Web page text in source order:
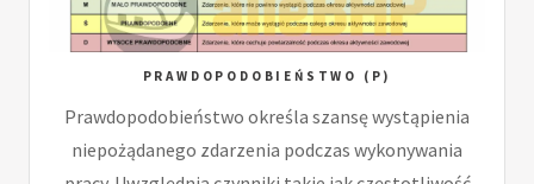
PRAWDOPODOBIEŃSTWO (P)
Prawdopodobieństwo określa szansę wystąpienia
niepożądanego zdarzenia podczas wykonywania